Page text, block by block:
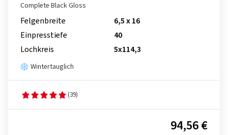
Complete Black Gloss
Felgenbreite
6,5 x 16
Einpresstiefe
40
Lochkreis
5x114,3
Wintertauglich
(39)
94,56 €